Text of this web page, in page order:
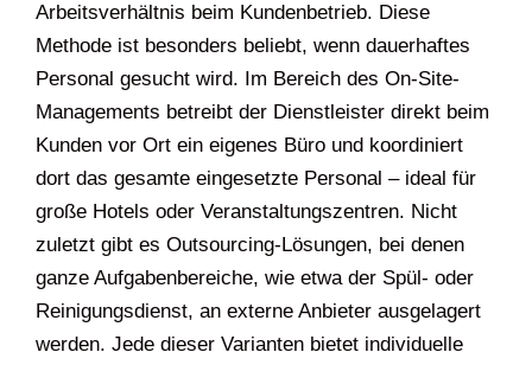
Arbeitsverhältnis beim Kundenbetrieb. Diese
Methode ist besonders beliebt, wenn dauerhaftes
Personal gesucht wird. Im Bereich des On-Site-
Managements betreibt der Dienstleister direkt beim
Kunden vor Ort ein eigenes Büro und koordiniert
dort das gesamte eingesetzte Personal – ideal für
große Hotels oder Veranstaltungszentren. Nicht
zuletzt gibt es Outsourcing-Lösungen, bei denen
ganze Aufgabenbereiche, wie etwa der Spül- oder
Reinigungsdienst, an externe Anbieter ausgelagert
werden. Jede dieser Varianten bietet individuelle